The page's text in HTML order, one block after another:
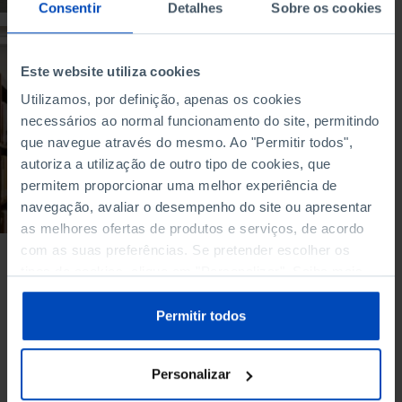
Consentir Detalhes Sobre os cookies
Este website utiliza cookies
Utilizamos, por definição, apenas os cookies
necessários ao normal funcionamento do site, permitindo
que navegue através do mesmo. Ao "Permitir todos",
autoriza a utilização de outro tipo de cookies, que
permitem proporcionar uma melhor experiência de
navegação, avaliar o desempenho do site ou apresentar
as melhores ofertas de produtos e serviços, de acordo
com as suas preferências. Se pretender escolher os
sobre cookies através da gestão de preferências ou da
Política de Cookies.
Permitir todos
Personalizar
Breve reflexão sobre
as políticas
portuguesas para o
16/08/2019